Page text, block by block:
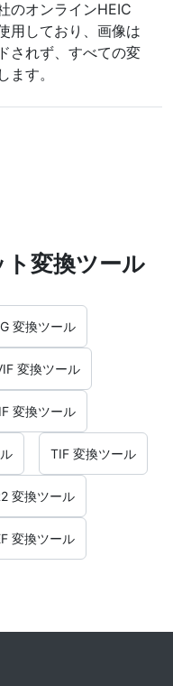
のオンラインHEIC
用しており、画像は
されず、すべての変
す。
変換ツール
変換ツール
変換ツール
変換ツール
TIF 変換ツール
変換ツール
変換ツール